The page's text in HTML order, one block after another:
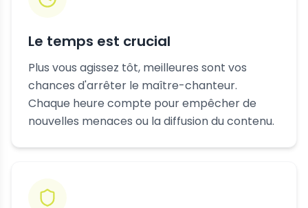
Le temps est crucial
Plus vous agissez tôt, meilleures sont vos
chances d'arrêter le maître-chanteur.
Chaque heure compte pour empêcher de
nouvelles menaces ou la diffusion du contenu.